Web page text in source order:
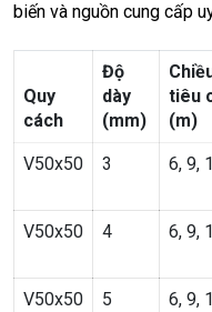
biến và nguồn cung cấp
Quy
cách
Độ
dày
(mm)
tiêu
(m)
V50x50 3 6, 9,
V50x50 4 6, 9,
V50x50 5 6, 9,